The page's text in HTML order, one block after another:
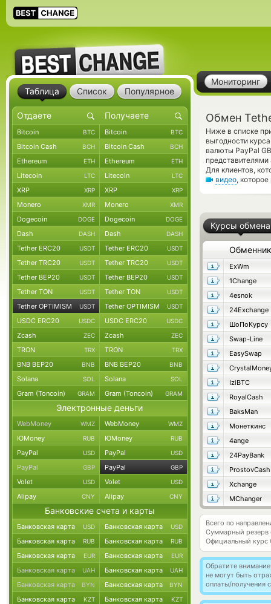
Мониторинг
Обмен
Ниже в списке
выгодности
валюты PayPal
Для клиентов,
видео,
Курсы обмена
Обменник
ExWm
1Change
4esnok
24Exchange
ШоПоКурсу
Swap-Line
EasySwap
IziBTC
RoyalCash
BaksMan
Монеткинс
4ange
24PayBank
ProstovCash
Xchange
MChanger
Всего по
Суммарный резерв
Официальный курс
Обратите
не могут быть
оплаты/получения
Таблица Список Популярное
Bitcoin BTC Bitcoin BTC
Bitcoin Cash BCH Bitcoin Cash BCH
Ethereum ETH Ethereum ETH
Litecoin LTC Litecoin LTC
XRP XRP XRP XRP
Monero XMR Monero XMR
Dogecoin DOGE Dogecoin DOGE
Dash DASH Dash DASH
Tether ERC20 USDT Tether ERC20 USDT
Tether TRC20 USDT Tether TRC20 USDT
Tether BEP20 USDT Tether BEP20 USDT
Tether TON USDT Tether TON USDT
Tether OPTIMISM USDT Tether OPTIMISM USDT
USDC ERC20 USDC USDC ERC20 USDC
Zcash ZEC Zcash ZEC
TRON TRX TRON TRX
BNB BEP20 BNB BNB BEP20 BNB
Solana SOL Solana SOL
Gram (Toncoin) GRAM Gram (Toncoin) GRAM
Электронные деньги
WebMoney WMZ WebMoney WMZ
ЮMoney RUB ЮMoney RUB
PayPal USD PayPal USD
PayPal GBP PayPal GBP
Volet USD Volet USD
Alipay CNY Alipay CNY
Банковские счета и карты
Банковская карта USD Банковская карта USD
Банковская карта RUB Банковская карта RUB
Банковская карта EUR Банковская карта EUR
Банковская карта UAH Банковская карта UAH
Банковская карта BYN Банковская карта BYN
Банковская карта KZT Банковская карта KZT